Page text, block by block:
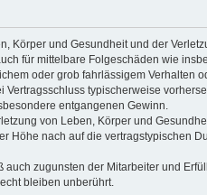
Körper und Gesundheit und der
für mittelbare Folgeschäden wie
oder grob fahrlässigem
typischerweise
entgangenen Gewinn.
von Leben, Körper und
Höhe nach auf die vertragstypischen
zugunsten der Mitarbeiter und
bleiben unberührt.